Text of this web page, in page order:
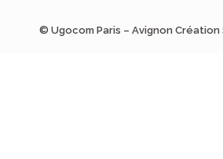
© Ugocom Paris – Avignon